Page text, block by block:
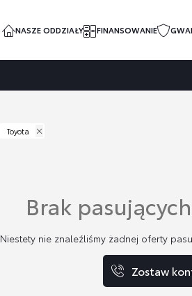
NASZE ODDZIAŁY FINANSOWANIE
Toyota
Brak
Niestety nie znaleźliśmy żadnej oferty
Zostaw